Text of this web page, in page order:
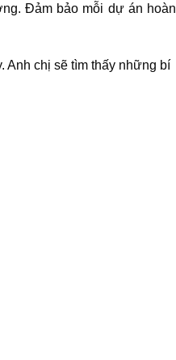
Đảm bảo mỗi dự án hoàn
Anh chị sẽ tìm thấy những bí